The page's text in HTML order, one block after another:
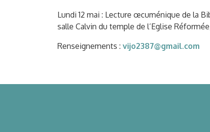
Lundi 12 mai : Lecture œcuménique de la
salle Calvin du temple de l’Eglise
Renseignements : vijo2387@gmail.com